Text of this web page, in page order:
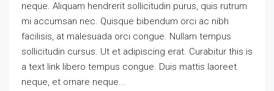
neque. Aliquam hendrerit sollicitudin purus, quis rutrum
mi accumsan nec. Quisque bibendum orci ac nibh
facilisis, at malesuada orci congue. Nullam tempus
sollicitudin cursus. Ut et adipiscing erat. Curabitur this is
a text link libero tempus congue. Duis mattis laoreet
neque, et ornare neque...